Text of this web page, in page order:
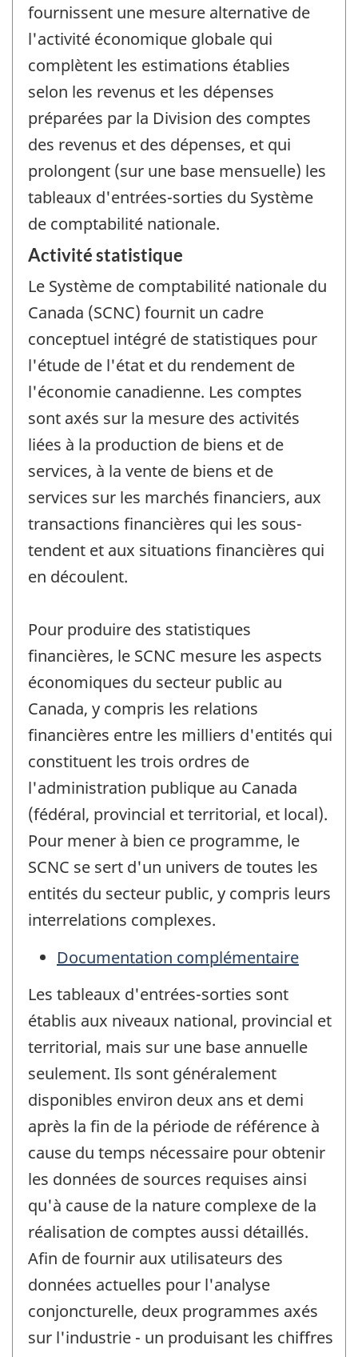
fournissent une mesure alternative de
l'activité économique globale qui
complètent les estimations établies
selon les revenus et les dépenses
préparées par la Division des comptes
des revenus et des dépenses, et qui
prolongent (sur une base mensuelle) les
tableaux d'entrées-sorties du Système
de comptabilité nationale.
Activité statistique
Le Système de comptabilité nationale du
Canada (SCNC) fournit un cadre
conceptuel intégré de statistiques pour
l'étude de l'état et du rendement de
l'économie canadienne. Les comptes
sont axés sur la mesure des activités
liées à la production de biens et de
services, à la vente de biens et de
services sur les marchés financiers, aux
transactions financières qui les sous-
tendent et aux situations financières qui
en découlent.
Pour produire des statistiques
financières, le SCNC mesure les aspects
économiques du secteur public au
Canada, y compris les relations
financières entre les milliers d'entités qui
constituent les trois ordres de
l'administration publique au Canada
(fédéral, provincial et territorial, et local).
Pour mener à bien ce programme, le
SCNC se sert d'un univers de toutes les
entités du secteur public, y compris leurs
interrelations complexes.
Documentation complémentaire
Les tableaux d'entrées-sorties sont
établis aux niveaux national, provincial et
territorial, mais sur une base annuelle
seulement. Ils sont généralement
disponibles environ deux ans et demi
après la fin de la période de référence à
cause du temps nécessaire pour obtenir
les données de sources requises ainsi
qu'à cause de la nature complexe de la
réalisation de comptes aussi détaillés.
Afin de fournir aux utilisateurs des
données actuelles pour l'analyse
conjoncturelle, deux programmes axés
sur l'industrie - un produisant les chiffres